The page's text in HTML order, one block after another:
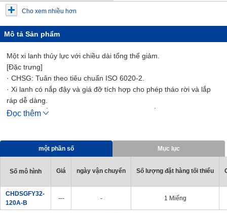
Cho xem nhiều hơn
Mô tả Sản phẩm
Một xi lanh thủy lực với chiều dài tổng thể giảm.
[Đặc trưng]
· CHSG: Tuân theo tiêu chuẩn ISO 6020-2.
· Xi lanh có nắp đậy và giá đỡ tích hợp cho phép tháo rời và lắp
ráp dễ dàng.
· Tiết diện nắp nhỏ hơn so với xi lanh thanh giằng.
Đọc thêm
một phần số Mục lục
Số mô hình Giá ngày vận chuyển Số lượng đặt hàng tối thiểu
CHDSGFY32-
120A-B
--- - 1 Miếng